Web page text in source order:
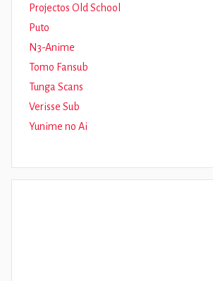
Projectos Old School
Puto
N3-Anime
Tomo Fansub
Tunga Scans
Verisse Sub
Yunime no Ai